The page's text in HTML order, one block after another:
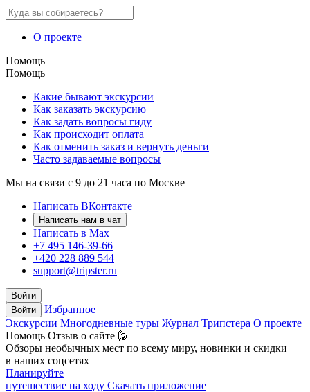
О проекте
Помощь
Помощь
Какие бывают экскурсии
Как заказать экскурсию
Как задать вопросы гиду
Как происходит оплата
Как отменить заказ и вернуть деньги
Часто задаваемые вопросы
Мы на связи с 9 до 21 часа по Москве
Написать ВКонтакте
Написать нам в чат
Написать в Max
+7 495 146-39-66
+420 228 889 544
support@tripster.ru
Войти
Войти
Избранное
Экскурсии Многодневные туры Журнал Трипстера О проекте
Помощь Отзыв о сайте 🙋
Обзоры необычных мест по всему миру, новинки и скидки
в наших соцсетях
Планируйте
путешествие на ходу Скачать приложение